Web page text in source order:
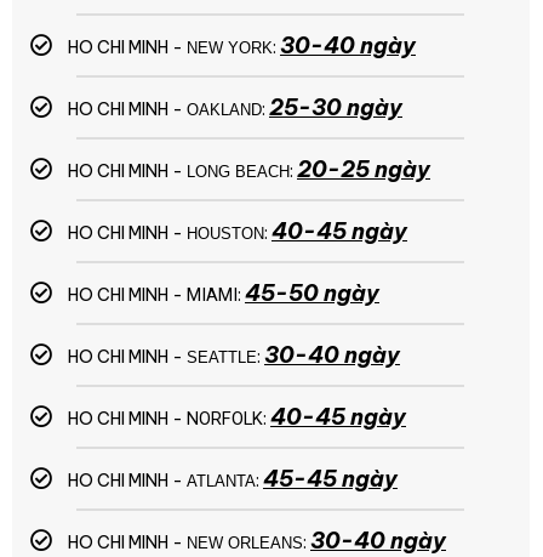
HO CHI MINH - NEW YORK: 30-40 ngày
HO CHI MINH - OAKLAND: 25-30 ngày
HO CHI MINH - LONG BEACH: 20-25 ngày
HO CHI MINH - HOUSTON: 40-45 ngày
HO CHI MINH - MIAMI: 45-50 ngày
HO CHI MINH - SEATTLE: 30-40 ngày
HO CHI MINH - NORFOLK: 40-45 ngày
HO CHI MINH - ATLANTA: 45-45 ngày
HO CHI MINH - NEW ORLEANS: 30-40 ngày